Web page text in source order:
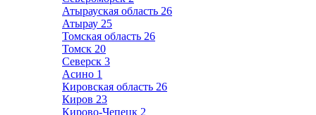
Атырауская область 26
Атырау 25
Томская область 26
Томск 20
Северск 3
Асино 1
Кировская область 26
Киров 23
Кирово-Чепецк 2